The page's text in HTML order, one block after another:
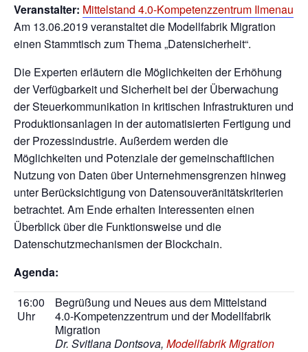
Veranstalter: Mittelstand 4.0-Kompetenzzentrum Ilmenau
Am 13.06.2019 veranstaltet die Modellfabrik Migration
einen Stammtisch zum Thema „Datensicherheit“.
Die Experten erläutern die Möglichkeiten der Erhöhung
der Verfügbarkeit und Sicherheit bei der Überwachung
der Steuerkommunikation in kritischen Infrastrukturen und
Produktionsanlagen in der automatisierten Fertigung und
der Prozessindustrie. Außerdem werden die
Möglichkeiten und Potenziale der gemeinschaftlichen
Nutzung von Daten über Unternehmensgrenzen hinweg
unter Berücksichtigung von Datensouveränitätskriterien
betrachtet. Am Ende erhalten Interessenten einen
Überblick über die Funktionsweise und die
Datenschutzmechanismen der Blockchain.
Agenda:
16:00
Uhr
Begrüßung und Neues aus dem Mittelstand
4.0-Kompetenzzentrum und der Modellfabrik
Migration
Dr. Svitlana Dontsova, Modellfabrik Migration